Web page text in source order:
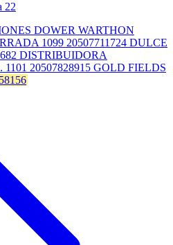
22
DOWER WARTHON
1099 20507711724 DULCE
DISTRIBUIDORA
20507828915 GOLD FIELDS